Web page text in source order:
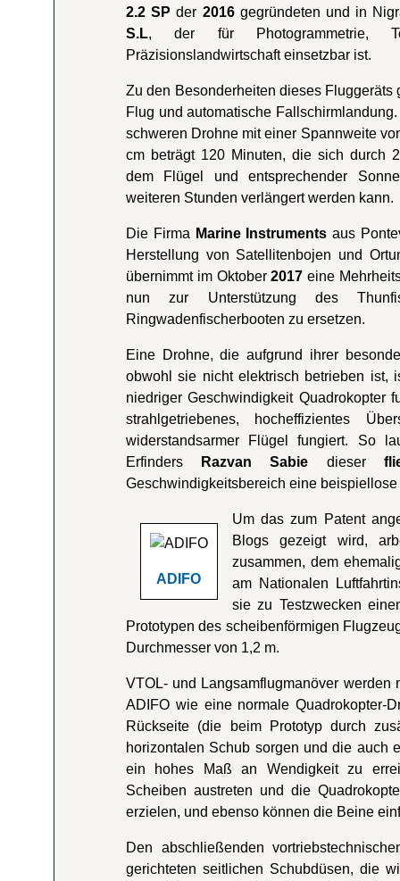
2.2 SP der 2016gegründeten und in
S.L, der für Photogrammetrie,
Präzisionslandwirtschaft einsetzbar ist.
Zu den Besonderheiten dieses Fluggeräts
Flug und automatische
schweren Drohne mit einer Spannweite
cm beträgt 120 Minuten, die sich durch
dem Flügel und entsprechender
weiteren Stunden verlängert werden kann.
Die Firma Marine Instruments aus
Herstellung von Satellitenbojen und
übernimmt im Oktober2017 eine
nun zur Unterstützung des
Ringwadenfischerbooten zu ersetzen.
Eine Drohne, die aufgrund ihrer
obwohl sie nicht elektrisch betrieben ist,
niedriger Geschwindigkeit Quadrokopter
strahlgetriebenes, hocheffizientes
widerstandsarmer Flügel fungiert. So
Erfinders
Razvan Sabie dieser
Geschwindigkeitsbereich eine
ADIFO
Um das zum Patent
Blogs gezeigt wird,
zusammen, dem
am Nationalen
sie zu Testzwecken
Prototypen des scheibenförmigen
Durchmesser von 1,2 m.
VTOL- und Langsamflugmanöver
ADIFO wie eine normale Quadrokopter-
Rückseite (die beim Prototyp durch
horizontalen Schub sorgen und die auch
ein hohes Maß an Wendigkeit zu
Scheiben austreten und die
erzielen, und ebenso können die Beine
Den abschließenden
gerichteten seitlichen Schubdüsen, die